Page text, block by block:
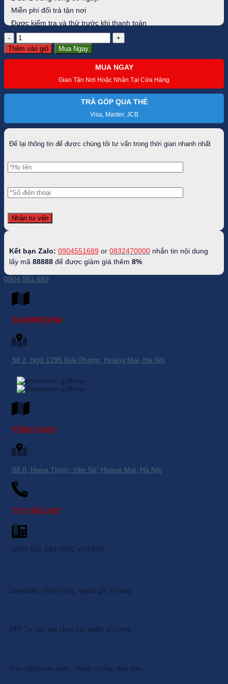
Miễn phí đổi trả tận nơi
Được kiểm tra và thử trước khi thanh toán
Gậy
putter
Ping
Tyne
Thêm vào giỏ Mua Ngay
MUA NGAY
Giao Tận Nơi Hoặc Nhận Tại Cửa Hàng
TRẢ GÓP QUA THẺ
Visa, Master, JCB
Để lại thông tin để được chúng tôi tư vấn trong thời gian nhanh nhất
Kết bạn Zalo: 0904551689 or 0832470000 nhắn tin nội dung
lấy mã 88888 để được giảm giá thêm 8%
0904.551.689
SHOWROOM
Số 2, Ngõ 1295 Giải Phóng, Hoàng Mai, Hà Nội
TỔNG KHO
Số 8, Hưng Thịnh, Yên Sở, Hoàng Mai, Hà Nội
TƯ VẤN 24/7
0904.551.689-0832.470.000
Sản phẩm chính hãng, nguồn gốc rõ ràng
24/7 Tư vấn lựa chọn sản phẩm phù hợp
Giao hàng toàn quốc, nhanh chóng, đảm bảo